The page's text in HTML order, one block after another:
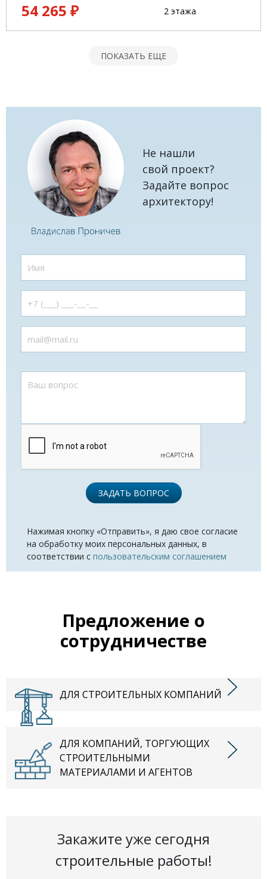
54 265 ₽
2 этажа
ПОКАЗАТЬ ЕЩЕ
Не нашли
свой проект?
Задайте вопрос
архитектору!
ЗАДАТЬ ВОПРОС
Нажимая кнопку «Отправить», я даю свое согласие
на обработку моих персональных данных, в
соответствии с пользовательским соглашением
Предложение о
сотрудничестве
ДЛЯ СТРОИТЕЛЬНЫХ КОМПАНИЙ
ДЛЯ КОМПАНИЙ, ТОРГУЮЩИХ
СТРОИТЕЛЬНЫМИ
МАТЕРИАЛАМИ И АГЕНТОВ
Закажите уже сегодня
строительные работы!